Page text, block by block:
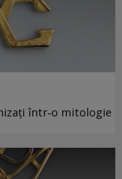
într‑o mitologie